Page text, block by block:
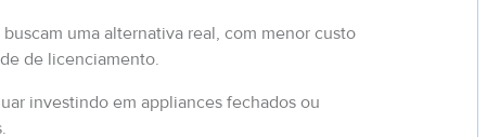
buscam uma alternativa real, com menor custo
de licenciamento.
investindo em appliances fechados ou